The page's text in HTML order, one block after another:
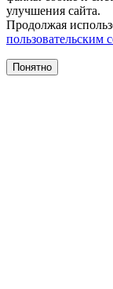
улучшения сайта.
Продолжая
пользовательским
Понятно